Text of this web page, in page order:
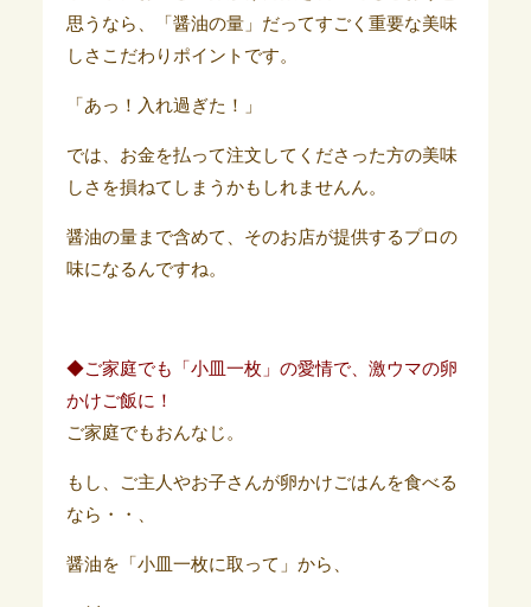
思うなら、「醤油の量」だってすごく重要な美味
しさこだわりポイントです。
「あっ！入れ過ぎた！」
では、お金を払って注文してくださった方の美味
しさを損ねてしまうかもしれませんん。
醤油の量まで含めて、そのお店が提供するプロの
味になるんですね。
◆ご家庭でも「小皿一枚」の愛情で、激ウマの卵
かけご飯に！
ご家庭でもおんなじ。
もし、ご主人やお子さんが卵かけごはんを食べる
なら・・、
醤油を「小皿一枚に取って」から、